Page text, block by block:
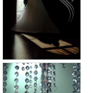
آتلیه عروس